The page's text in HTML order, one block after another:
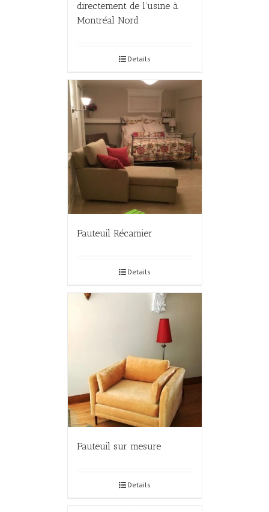
directement de l’usine à
Montréal Nord
Details
Fauteuil Récamier
Details
Fauteuil sur mesure
Details